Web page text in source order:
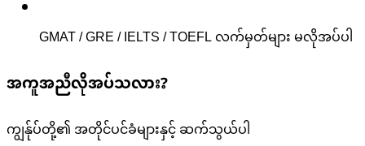
GMAT / GRE / IELTS / TOEFL လက်မှတ်များ မလိုအပ်ပါ
အကူအညီလိုအပ်သလား?
ကျွန်ုပ်တို့၏ အတိုင်ပင်ခံများနှင့် ဆက်သွယ်ပါ